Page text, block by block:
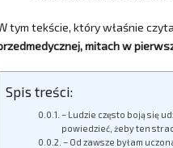
tym tekście, który właśnie
mitach w
Spis treści:
– Ludzie często boją się
powiedzieć, żeby ten
– Od zawsze byłam